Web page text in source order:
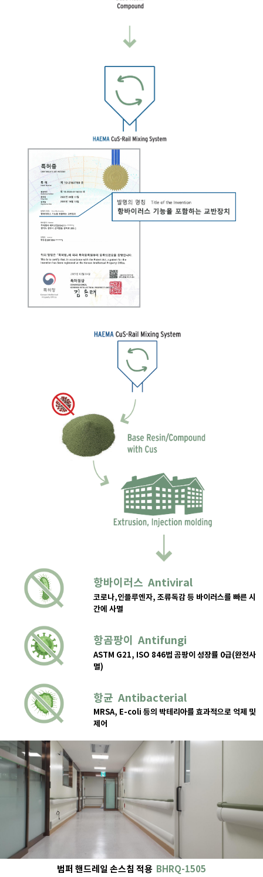
항바이러스 Antiviral
코로나,인플루엔자, 조류독감 등 바이러스를 빠른 시
간에 사멸
항곰팡이 Antifungi
ASTM G21, ISO 846법 곰팡이 성장률 0급(완전사
멸)
항균 Antibacterial
MRSA, E-coli 등의 박테리아를 효과적으로 억제 및
제어
범퍼 핸드레일 손스침 적용 BHRQ-1505